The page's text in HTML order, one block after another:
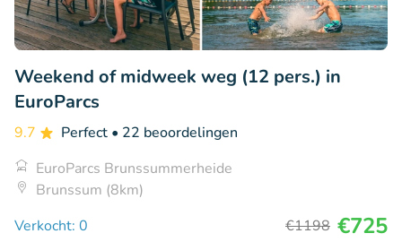
Weekend of midweek weg (12 pers.) in
EuroParcs
9.7 Perfect • 22 beoordelingen
EuroParcs Brunssummerheide
Brunssum (8km)
Verkocht: 0
€1198 €725